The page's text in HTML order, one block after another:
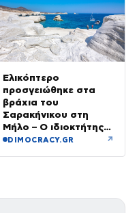
Ελικόπτερο
προσγειώθηκε στα
βράχια του
Σαρακήνικου στη
Μήλο – Ο ιδιοκτήτης
κατέβηκε για μπάνιο
DIMOCRACY.GR ↗